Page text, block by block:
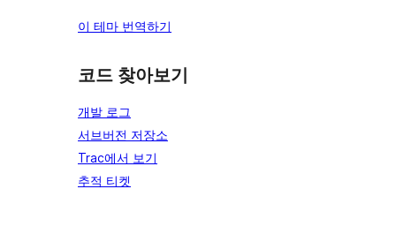
이 테마 번역하기
코드 찾아보기
개발 로그
서브버전 저장소
Trac에서 보기
추적 티켓